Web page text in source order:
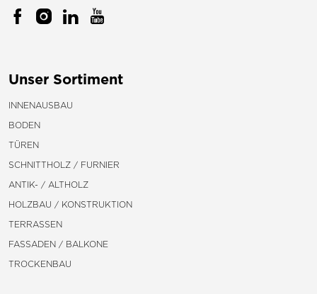
Unser Sortiment
INNENAUSBAU
BODEN
TÜREN
SCHNITTHOLZ / FURNIER
ANTIK- / ALTHOLZ
HOLZBAU / KONSTRUKTION
TERRASSEN
FASSADEN / BALKONE
TROCKENBAU